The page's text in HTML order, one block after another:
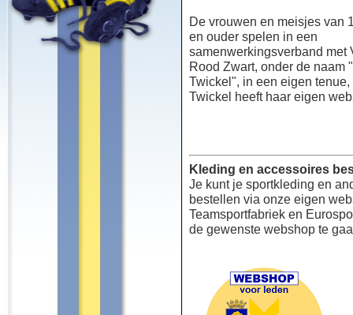
De vrouwen en meisjes van
en ouder spelen in een
samenwerkingsverband met
Rood Zwart, onder de naam
Twickel", in een eigen
Twickel heeft haar eigen
Kleding en accessoires
Je kunt je sportkleding en
bestellen via onze eigen
Teamsportfabriek en
de gewenste webshop te